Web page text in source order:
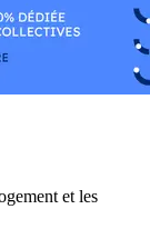
et les